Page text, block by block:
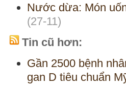
Nước dừa: Món
(27-11)
Tin cũ hơn:
Gần 2500 bệnh
gan D tiêu chuẩn